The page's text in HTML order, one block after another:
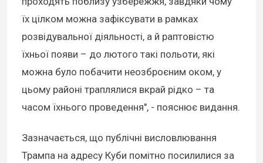
їх цілком можна зафіксувати в рамках
розвідувальної діяльності, а й раптовістю
їхньої появи – до лютого такі польоти, які
можна було побачити неозброєним оком, у
цьому районі траплялися вкрай рідко – та
часом їхнього проведення", - пояснює видання.
Зазначається, що публічні висловлювання
Трампа на адресу Куби помітно посилилися за